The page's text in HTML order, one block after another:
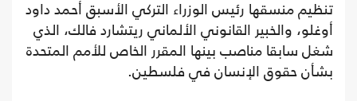
تنظيم منسقها رئيس الوزراء التركي الأسبق أحمد داود
أوغلو، والخبير القانوني الألماني ريتشارد فالك، الذي
شغل سابقا مناصب بينها المقرر الخاص للأمم المتحدة
بشأن حقوق الإنسان في فلسطين.